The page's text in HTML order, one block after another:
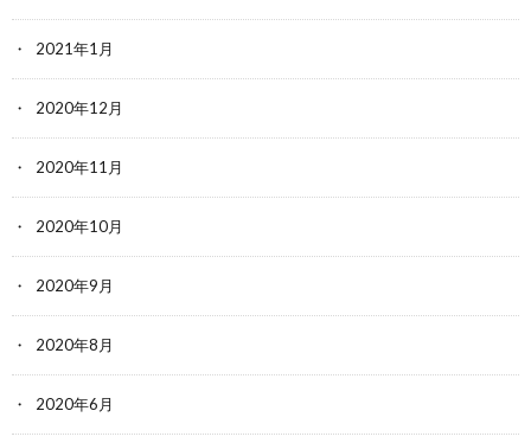
2021年1月
2020年12月
2020年11月
2020年10月
2020年9月
2020年8月
2020年6月